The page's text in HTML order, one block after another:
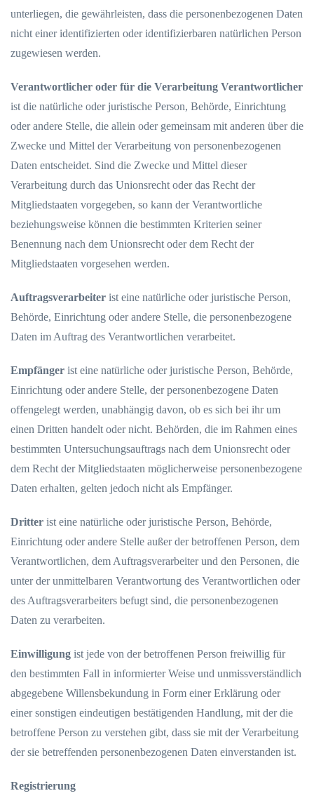
unterliegen, die gewährleisten, dass die personenbezogenen Daten
nicht einer identifizierten oder identifizierbaren natürlichen Person
zugewiesen werden.
Verantwortlicher oder für die Verarbeitung Verantwortlicher
ist die natürliche oder juristische Person, Behörde, Einrichtung
oder andere Stelle, die allein oder gemeinsam mit anderen über die
Zwecke und Mittel der Verarbeitung von personenbezogenen
Daten entscheidet. Sind die Zwecke und Mittel dieser
Verarbeitung durch das Unionsrecht oder das Recht der
Mitgliedstaaten vorgegeben, so kann der Verantwortliche
beziehungsweise können die bestimmten Kriterien seiner
Benennung nach dem Unionsrecht oder dem Recht der
Mitgliedstaaten vorgesehen werden.
Auftragsverarbeiter ist eine natürliche oder juristische Person,
Behörde, Einrichtung oder andere Stelle, die personenbezogene
Daten im Auftrag des Verantwortlichen verarbeitet.
Empfänger ist eine natürliche oder juristische Person, Behörde,
Einrichtung oder andere Stelle, der personenbezogene Daten
offengelegt werden, unabhängig davon, ob es sich bei ihr um
einen Dritten handelt oder nicht. Behörden, die im Rahmen eines
bestimmten Untersuchungsauftrags nach dem Unionsrecht oder
dem Recht der Mitgliedstaaten möglicherweise personenbezogene
Daten erhalten, gelten jedoch nicht als Empfänger.
Dritter ist eine natürliche oder juristische Person, Behörde,
Einrichtung oder andere Stelle außer der betroffenen Person, dem
Verantwortlichen, dem Auftragsverarbeiter und den Personen, die
unter der unmittelbaren Verantwortung des Verantwortlichen oder
des Auftragsverarbeiters befugt sind, die personenbezogenen
Daten zu verarbeiten.
Einwilligung ist jede von der betroffenen Person freiwillig für
den bestimmten Fall in informierter Weise und unmissverständlich
abgegebene Willensbekundung in Form einer Erklärung oder
einer sonstigen eindeutigen bestätigenden Handlung, mit der die
betroffene Person zu verstehen gibt, dass sie mit der Verarbeitung
der sie betreffenden personenbezogenen Daten einverstanden ist.
Registrierung